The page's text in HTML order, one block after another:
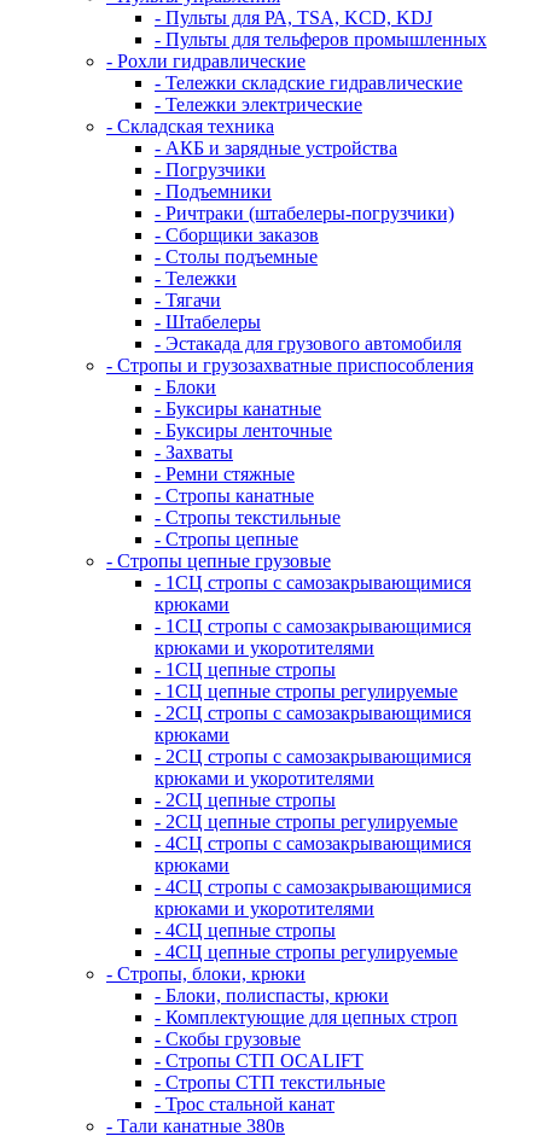
- Пульты для РА, TSA, KCD, KDJ
- Пульты для тельферов промышленных
- Рохли гидравлические
- Тележки складские гидравлические
- Тележки электрические
- Складская техника
- АКБ и зарядные устройства
- Погрузчики
- Подъемники
- Ричтраки (штабелеры-погрузчики)
- Сборщики заказов
- Столы подъемные
- Тележки
- Тягачи
- Штабелеры
- Эстакада для грузового автомобиля
- Стропы и грузозахватные приспособления
- Блоки
- Буксиры канатные
- Буксиры ленточные
- Захваты
- Ремни стяжные
- Стропы канатные
- Стропы текстильные
- Стропы цепные
- Стропы цепные грузовые
- 1СЦ стропы с самозакрывающимися
крюками
- 1СЦ стропы с самозакрывающимися
крюками и укоротителями
- 1СЦ цепные стропы
- 1СЦ цепные стропы регулируемые
- 2СЦ стропы с самозакрывающимися
крюками
- 2СЦ стропы с самозакрывающимися
крюками и укоротителями
- 2СЦ цепные стропы
- 2СЦ цепные стропы регулируемые
- 4СЦ стропы с самозакрывающимися
крюками
- 4СЦ стропы с самозакрывающимися
крюками и укоротителями
- 4СЦ цепные стропы
- 4СЦ цепные стропы регулируемые
- Стропы, блоки, крюки
- Блоки, полиспасты, крюки
- Комплектующие для цепных строп
- Скобы грузовые
- Стропы СТП OCALIFT
- Стропы СТП текстильные
- Трос стальной канат
- Тали канатные 380в